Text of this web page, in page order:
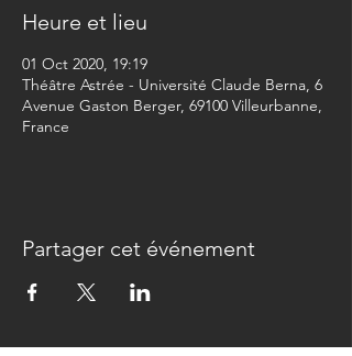
Heure et lieu
01 Oct 2020, 19:19
Théâtre Astrée - Université Claude Berna, 6
Avenue Gaston Berger, 69100 Villeurbanne,
France
Partager cet événement